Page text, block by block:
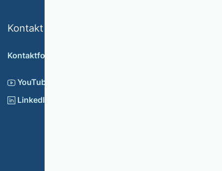
Kontakt
Kontaktformular
YouTube
LinkedIn